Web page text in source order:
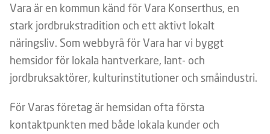
Vara är en kommun känd för Vara Konserthus, en
stark jordbrukstradition och ett aktivt lokalt
näringsliv. Som webbyrå för Vara har vi byggt
hemsidor för lokala hantverkare, lant- och
jordbruksaktörer, kulturinstitutioner och småindustri.
För Varas företag är hemsidan ofta första
kontaktpunkten med både lokala kunder och